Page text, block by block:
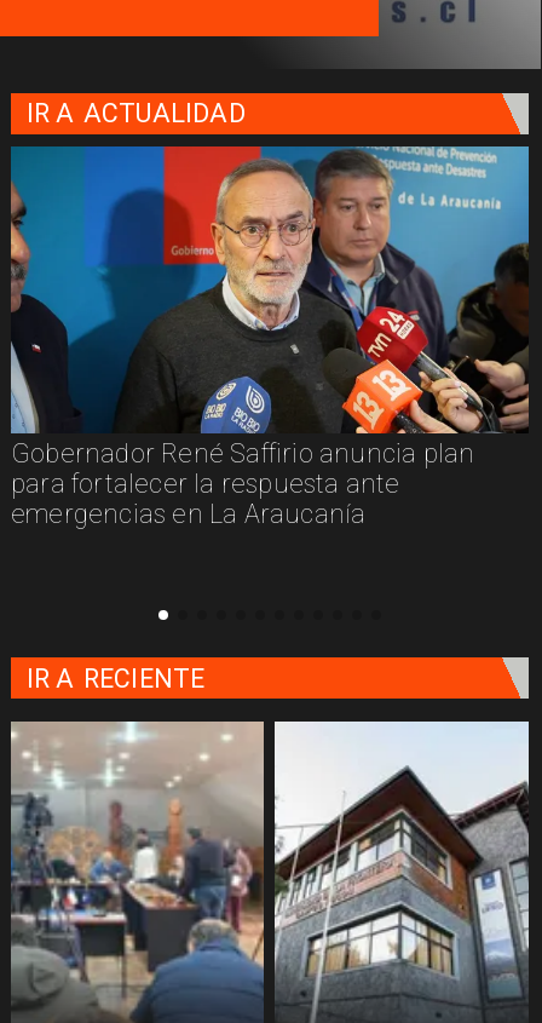
IR A ACTUALIDAD
plan
Aprueban 30 proyectos del
Medios en La Araucanía con
supera los $129 millones
IR A RECIENTE